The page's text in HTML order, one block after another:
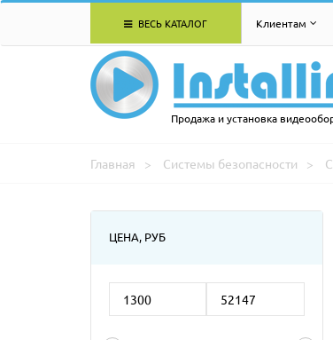
ВЕСЬ КАТАЛОГ Клиентам
Продажа и установка
Главная Системы безопасности
ЦЕНА, РУБ